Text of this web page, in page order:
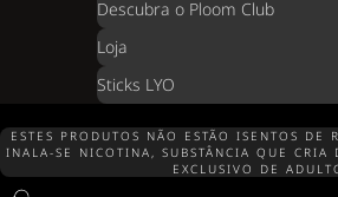
Descubra o Ploom Club
Loja
Sticks LYO
ESTES PRODUTOS NÃO ESTÃO ISENTOS DE
INALA-SE NICOTINA, SUBSTÂNCIA QUE CRIA
EXCLUSIVO DE